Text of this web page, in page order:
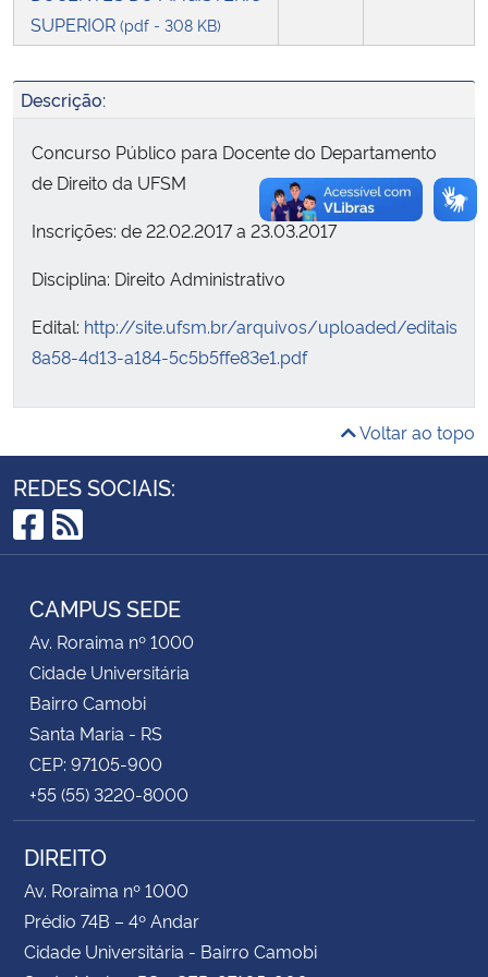
Secretaria-Geral
Secretaria de Governo
Gabinete de Segurança Institucional
Advocacia-Geral da União
Banco Central do Brasil
Planalto
SUPERIOR (pdf - 308 KB)
Descrição:
Concurso Público para Docente do Departamento
de Direito da UFSM
Inscrições: de 22.02.2017 a 23.03.2017
Disciplina: Direito Administrativo
Edital: http://site.ufsm.br/arquivos/uploaded/editais/
8a58-4d13-a184-5c5b5ffe83e1.pdf
Voltar ao topo
REDES SOCIAIS:
Facebook
RSS
CAMPUS SEDE
Av. Roraima nº 1000
Cidade Universitária
Bairro Camobi
Santa Maria - RS
CEP: 97105-900
+55 (55) 3220-8000
DIREITO
Av. Roraima nº 1000
Prédio 74B – 4º Andar
Cidade Universitária - Bairro Camobi